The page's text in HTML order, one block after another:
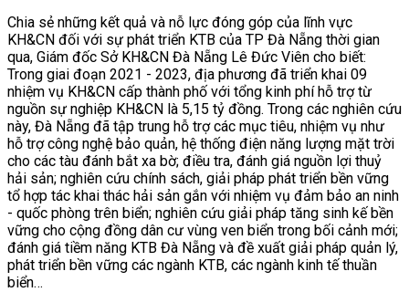
Chia sẻ những kết quả và nỗ lực đóng góp của lĩnh vực
KH&CN đối với sự phát triển KTB của TP Đà Nẵng thời gian
qua, Giám đốc Sở KH&CN Đà Nẵng Lê Đức Viên cho biết:
Trong giai đoạn 2021 - 2023, địa phương đã triển khai 09
nhiệm vụ KH&CN cấp thành phố với tổng kinh phí hỗ trợ từ
nguồn sự nghiệp KH&CN là 5,15 tỷ đồng. Trong các nghiên cứu
này, Đà Nẵng đã tập trung hỗ trợ các mục tiêu, nhiệm vụ như
hỗ trợ công nghệ bảo quản, hệ thống điện năng lượng mặt trời
cho các tàu đánh bắt xa bờ; điều tra, đánh giá nguồn lợi thuỷ
hải sản; nghiên cứu chính sách, giải pháp phát triển bền vững
tổ hợp tác khai thác hải sản gắn với nhiệm vụ đảm bảo an ninh
- quốc phòng trên biển; nghiên cứu giải pháp tăng sinh kế bền
vững cho cộng đồng dân cư vùng ven biển trong bối cảnh mới;
đánh giá tiềm năng KTB Đà Nẵng và đề xuất giải pháp quản lý,
phát triển bền vững các ngành KTB, các ngành kinh tế thuần
biển…